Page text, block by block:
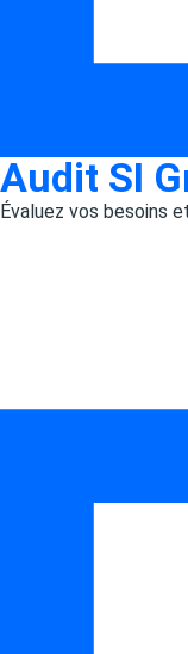
Audit SI
Évaluez vos besoins